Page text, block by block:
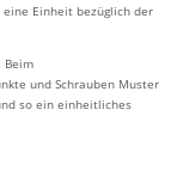
Einheit bezüglich der
Beim
und Schrauben Muster
so ein einheitliches